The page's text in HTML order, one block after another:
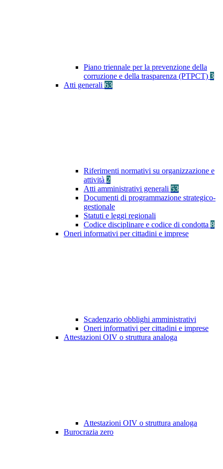
Piano triennale per la prevenzione della
corruzione e della trasparenza (PTPCT) 3
Atti generali 63
Riferimenti normativi su organizzazione e
attività 2
Atti amministrativi generali 53
Documenti di programmazione strategico-
gestionale
Statuti e leggi regionali
Codice disciplinare e codice di condotta 8
Oneri informativi per cittadini e imprese
Scadenzario obblighi amministrativi
Oneri informativi per cittadini e imprese
Attestazioni OIV o struttura analoga
Attestazioni OIV o struttura analoga
Burocrazia zero